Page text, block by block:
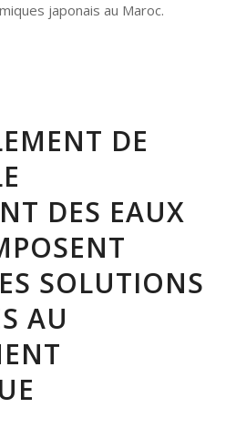
japonais au Maroc.
DE
DES EAUX
SOLUTIONS
AU